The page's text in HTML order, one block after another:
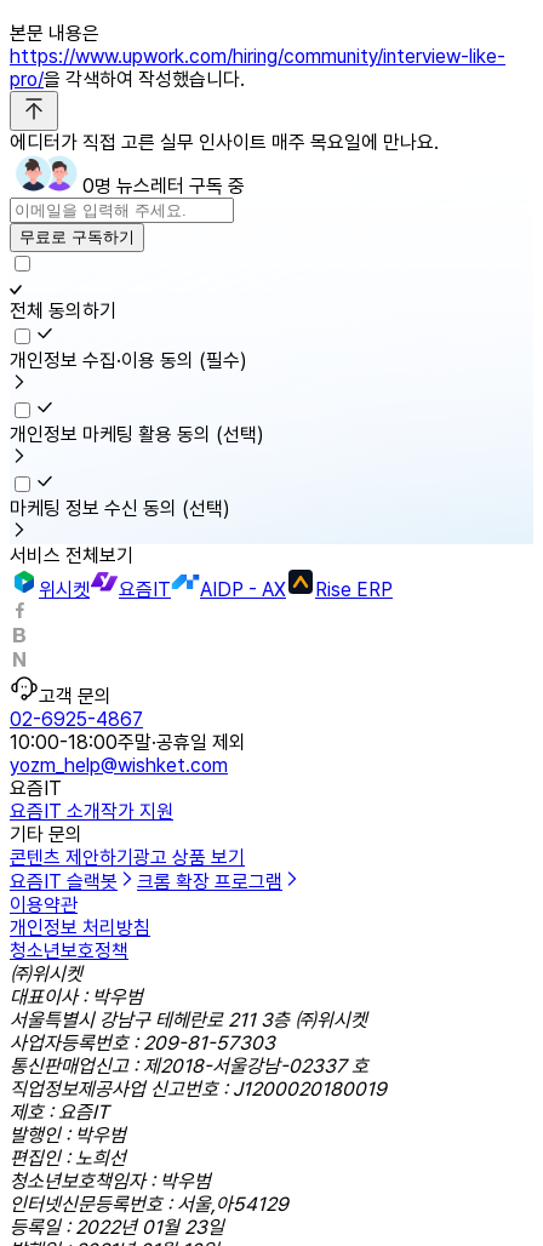
본문 내용은
https://www.upwork.com/hiring/community/interview-like-
pro/을 각색하여 작성했습니다.
에디터가 직접 고른 실무 인사이트 매주 목요일에 만나요.
0명 뉴스레터 구독 중
무료로 구독하기
전체 동의하기
개인정보 수집·이용 동의 (필수)
개인정보 마케팅 활용 동의 (선택)
마케팅 정보 수신 동의 (선택)
서비스 전체보기
위시켓
요즘IT AIDP - AX Rise ERP
고객 문의
02-6925-4867
10:00-18:00주말·공휴일 제외
yozm_help@wishket.com
요즘IT
요즘IT 소개작가 지원
기타 문의
콘텐츠 제안하기광고 상품 보기
요즘IT 슬랙봇
크롬 확장 프로그램
이용약관
개인정보 처리방침
청소년보호정책
㈜위시켓
대표이사 : 박우범
서울특별시 강남구 테헤란로 211 3층 ㈜위시켓
사업자등록번호 : 209-81-57303
통신판매업신고 : 제2018-서울강남-02337 호
직업정보제공사업 신고번호 : J1200020180019
제호 : 요즘IT
발행인 : 박우범
편집인 : 노희선
청소년보호책임자 : 박우범
인터넷신문등록번호 : 서울,아54129
등록일 : 2022년 01월 23일